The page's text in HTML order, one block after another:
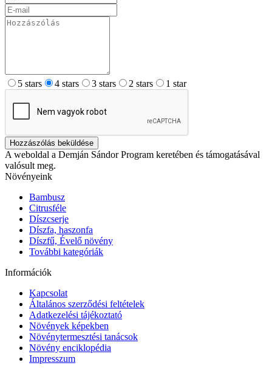
5 stars 4 stars 3 stars 2 stars 1 star
Hozzászólás beküldése
A weboldal a Demján Sándor Program keretében és támogatásával
valósult meg.
Növényeink
Bambusz
Citrusféle
Díszcserje
Díszfa, haszonfa
Díszfű, Évelő növény
További kategóriák
Információk
Kapcsolat
Általános szerződési feltételek
Adatkezelési tájékoztató
Növények képekben
Növénytermesztési tanácsok
Növény enciklopédia
Impresszum